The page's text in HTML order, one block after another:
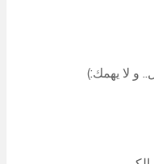
و لا يهمك:)